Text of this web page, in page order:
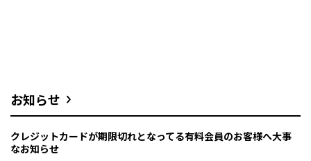
お知らせ
クレジットカードが期限切れとなってる有料会員のお客様へ大事
なお知らせ